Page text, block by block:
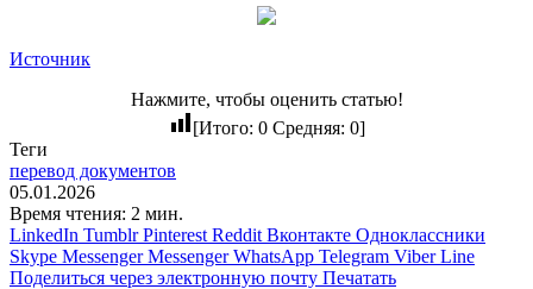
Источник
Нажмите, чтобы оценить статью!
[Итого: 0Средняя: 0]
Теги
перевод документов
05.01.2026
Время чтения: 2 мин.
LinkedIn Tumblr Pinterest Reddit Вконтакте Одноклассники
Skype Messenger Messenger WhatsApp Telegram Viber Line
Поделиться через электронную почту Печатать